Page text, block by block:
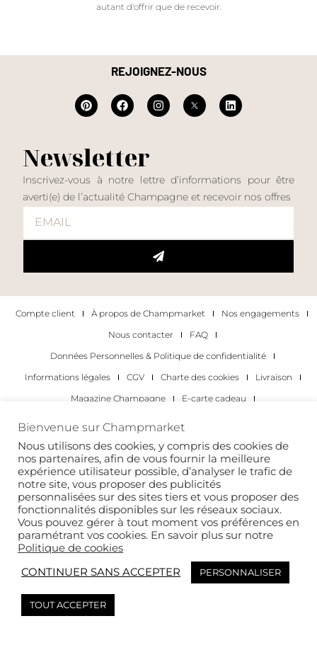
autant d'offrir que de recevoir.
REJOIGNEZ-NOUS
Newsletter
Inscrivez-vous à notre lettre d’informations pour être
averti(e) de l’actualité Champagne et recevoir nos offres
Compte client À propos de Champmarket
Nos engagements
Nous contacter
FAQ
Données Personnelles & Politique de confidentialité
Informations légales
CGV Charte des cookies
Livraison
Magazine Champagne
E-carte cadeau
Les occasions pour déguster du champagne
Pour les particuliers
Pour les entreprises
Copyright 2022 © tous droits réservés. Champmarket.
Bienvenue sur Champmarket
Nous utilisons des cookies, y compris des cookies de
nos partenaires, afin de vous fournir la meilleure
expérience utilisateur possible, d’analyser le trafic de
notre site, vous proposer des publicités
personnalisées sur des sites tiers et vous proposer des
fonctionnalités disponibles sur les réseaux sociaux.
Vous pouvez gérer à tout moment vos préférences en
paramétrant vos cookies. En savoir plus sur notre
Politique de cookies
CONTINUER SANS ACCEPTER
PERSONNALISER
TOUT ACCEPTER